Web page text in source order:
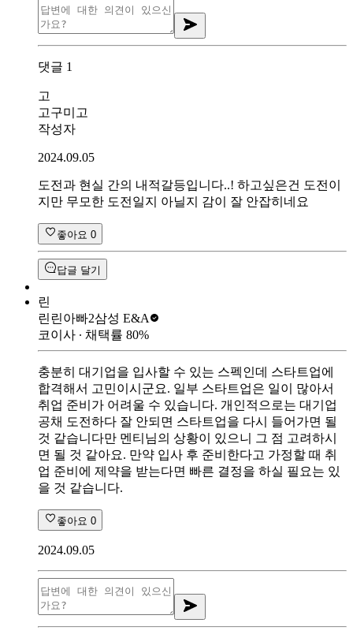
댓글 1
고
고구미고
작성자
2024.09.05
도전과 현실 간의 내적갈등입니다..! 하고싶은건 도전이
지만 무모한 도전일지 아닐지 감이 잘 안잡히네요
좋아요 0
답글 달기
린
린린아빠2삼성 E&A
코이사 ∙ 채택률 80%
충분히 대기업을 입사할 수 있는 스펙인데 스타트업에
합격해서 고민이시군요. 일부 스타트업은 일이 많아서
취업 준비가 어려울 수 있습니다. 개인적으로는 대기업
공채 도전하다 잘 안되면 스타트업을 다시 들어가면 될
것 같습니다만 멘티님의 상황이 있으니 그 점 고려하시
면 될 것 같아요. 만약 입사 후 준비한다고 가정할 때 취
업 준비에 제약을 받는다면 빠른 결정을 하실 필요는 있
을 것 같습니다.
좋아요 0
2024.09.05